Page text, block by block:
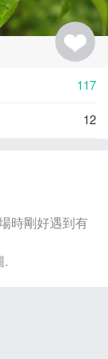
117
12
時剛好遇到有
.